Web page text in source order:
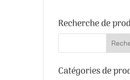
Recherche de
Catégories de